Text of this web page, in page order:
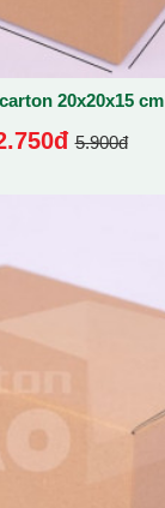
20x20x15 cm
5.900đ